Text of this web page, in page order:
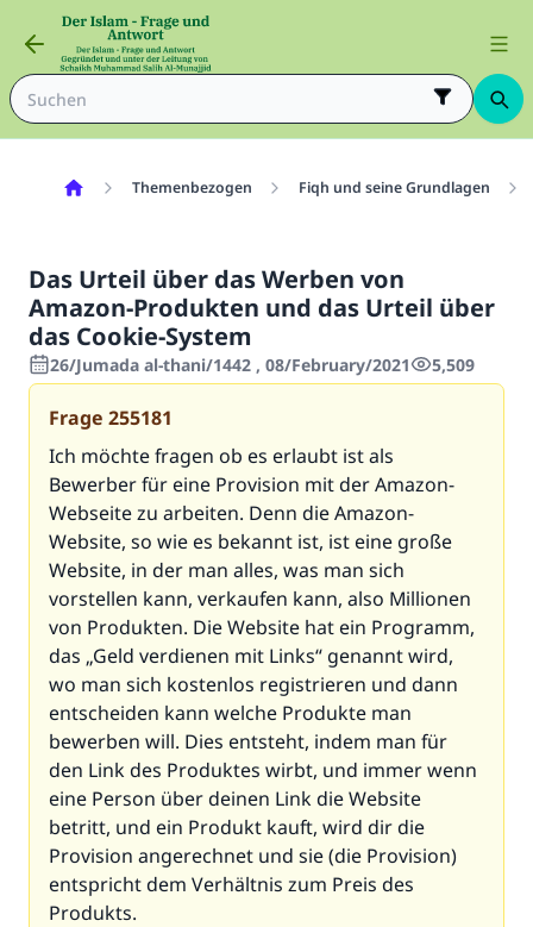
Themenbezogen Fiqh und seine Grundlagen
Das Urteil über das Werben von
Amazon-Produkten und das Urteil über
das Cookie-System
26/Jumada al-thani/1442 , 08/February/2021 5,509
Frage 255181
Ich möchte fragen ob es erlaubt ist als
Bewerber für eine Provision mit der Amazon-
Webseite zu arbeiten. Denn die Amazon-
Website, so wie es bekannt ist, ist eine große
Website, in der man alles, was man sich
vorstellen kann, verkaufen kann, also Millionen
von Produkten. Die Website hat ein Programm,
das „Geld verdienen mit Links“ genannt wird,
wo man sich kostenlos registrieren und dann
entscheiden kann welche Produkte man
bewerben will. Dies entsteht, indem man für
den Link des Produktes wirbt, und immer wenn
eine Person über deinen Link die Website
betritt, und ein Produkt kauft, wird dir die
Provision angerechnet und sie (die Provision)
entspricht dem Verhältnis zum Preis des
Produkts.